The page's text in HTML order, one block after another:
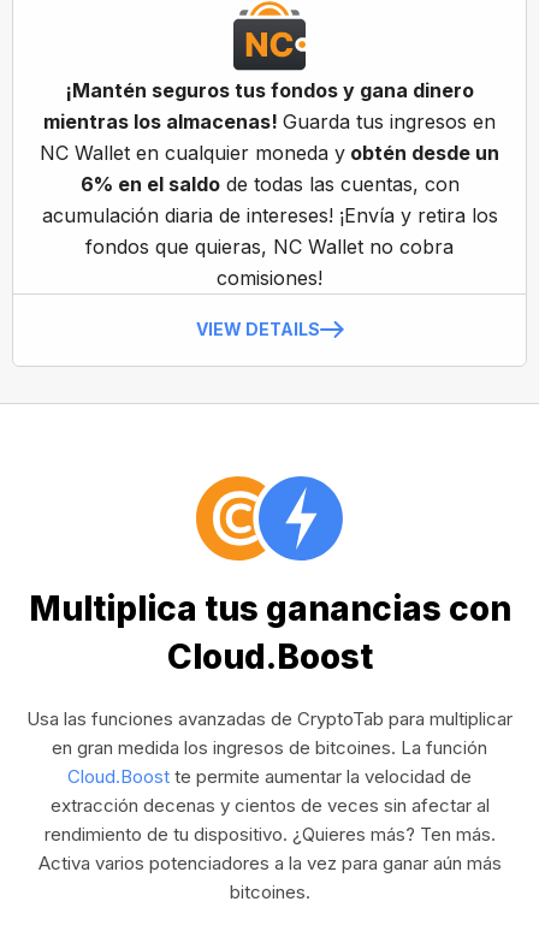
¡Mantén seguros tus fondos y gana dinero
mientras los almacenas! Guarda tus ingresos en
NC Wallet en cualquier moneda y obtén desde un
6% en el saldode todas las cuentas, con
acumulación diaria de intereses! ¡Envía y retira los
fondos que quieras, NC Wallet no cobra
comisiones!
VIEW DETAILS
Multiplica tus ganancias con
Cloud.Boost
Usa las funciones avanzadas de CryptoTab para multiplicar
en gran medida los ingresos de bitcoines. La función
Cloud.Boost te permite aumentar la velocidad de
extracción decenas y cientos de veces sin afectar al
rendimiento de tu dispositivo. ¿Quieres más? Ten más.
Activa varios potenciadores a la vez para ganar aún más
bitcoines.